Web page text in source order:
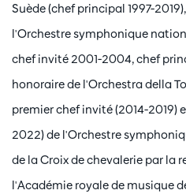
Suède (chef principal 1997-
l'Orchestre symphonique
chef invité 2001-2004, chef
honoraire de l'Orchestra della
premier chef invité (2014-2019)
2022) de l'Orchestre
de la Croix de chevalerie par la
l'Académie royale de musique